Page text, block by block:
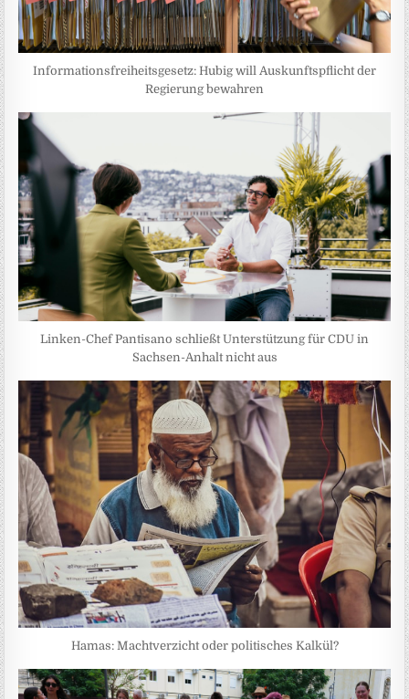
Informationsfreiheitsgesetz: Hubig will Auskunftspflicht der
Regierung bewahren
Linken-Chef Pantisano schließt Unterstützung für CDU in
Sachsen-Anhalt nicht aus
Hamas: Machtverzicht oder politisches Kalkül?